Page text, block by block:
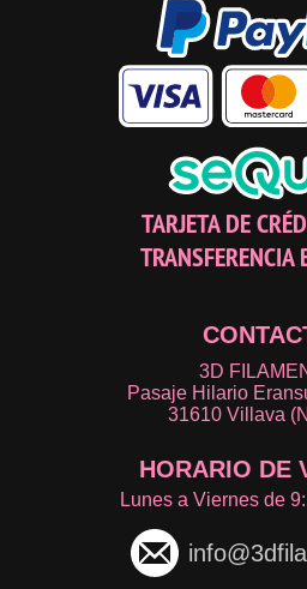
TARJETA DE
TRANSFERENCIA
3D
Pasaje Hilario
31610 Villava
HORARIO DE
Lunes a Viernes de